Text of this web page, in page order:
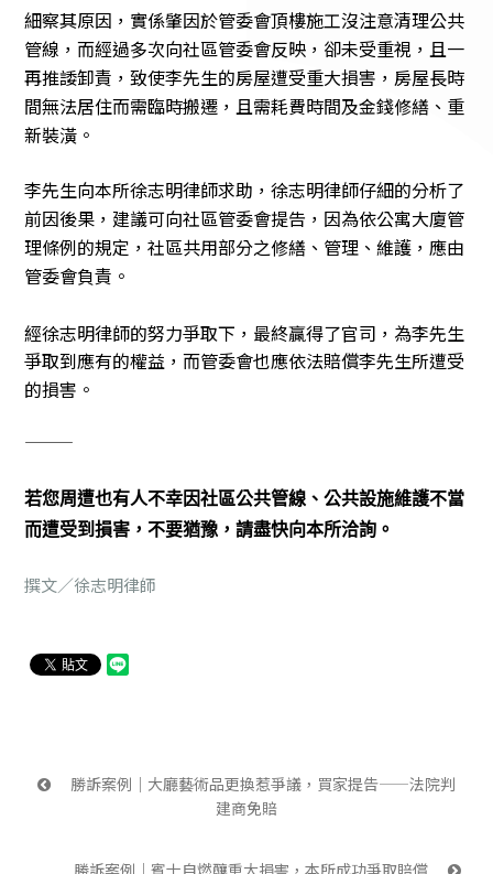
​​​​​​細察其原因，實係肇因於管委會頂樓施工沒注意清理公共
管線，而經過多次向社區管委會反映，卻未受重視，且一
再推諉卸責，致使李先生的房屋遭受重大損害，房屋長時
間無法居住而需臨時搬遷，且需耗費時間及金錢修繕、重
新裝潢。
李先生向本所徐志明律師求助，徐志明律師仔細的分析了
前因後果，建議可向社區管委會提告，因為依公寓大廈管
理條例的規定，社區共用部分之修繕、管理、維護，應由
管委會負責。
經徐志明律師的努力爭取下，最終贏得了官司，為李先生
爭取到應有的權益，而管委會也應依法賠償李先生所遭受
的損害。
———
若您周遭也有人不幸因社區公共管線、公共設施維護不當
而遭受到損害，不要猶豫，請盡快向本所洽詢。
撰文／徐志明律師
勝訴案例｜大廳藝術品更換惹爭議，買家提告——法院判
建商免賠